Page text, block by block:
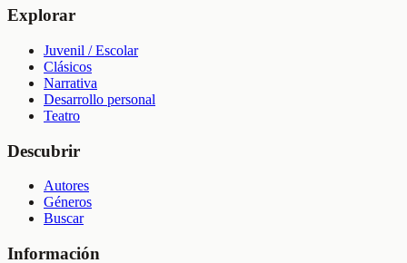
Explorar
Juvenil / Escolar
Clásicos
Narrativa
Desarrollo personal
Teatro
Descubrir
Autores
Géneros
Buscar
Información